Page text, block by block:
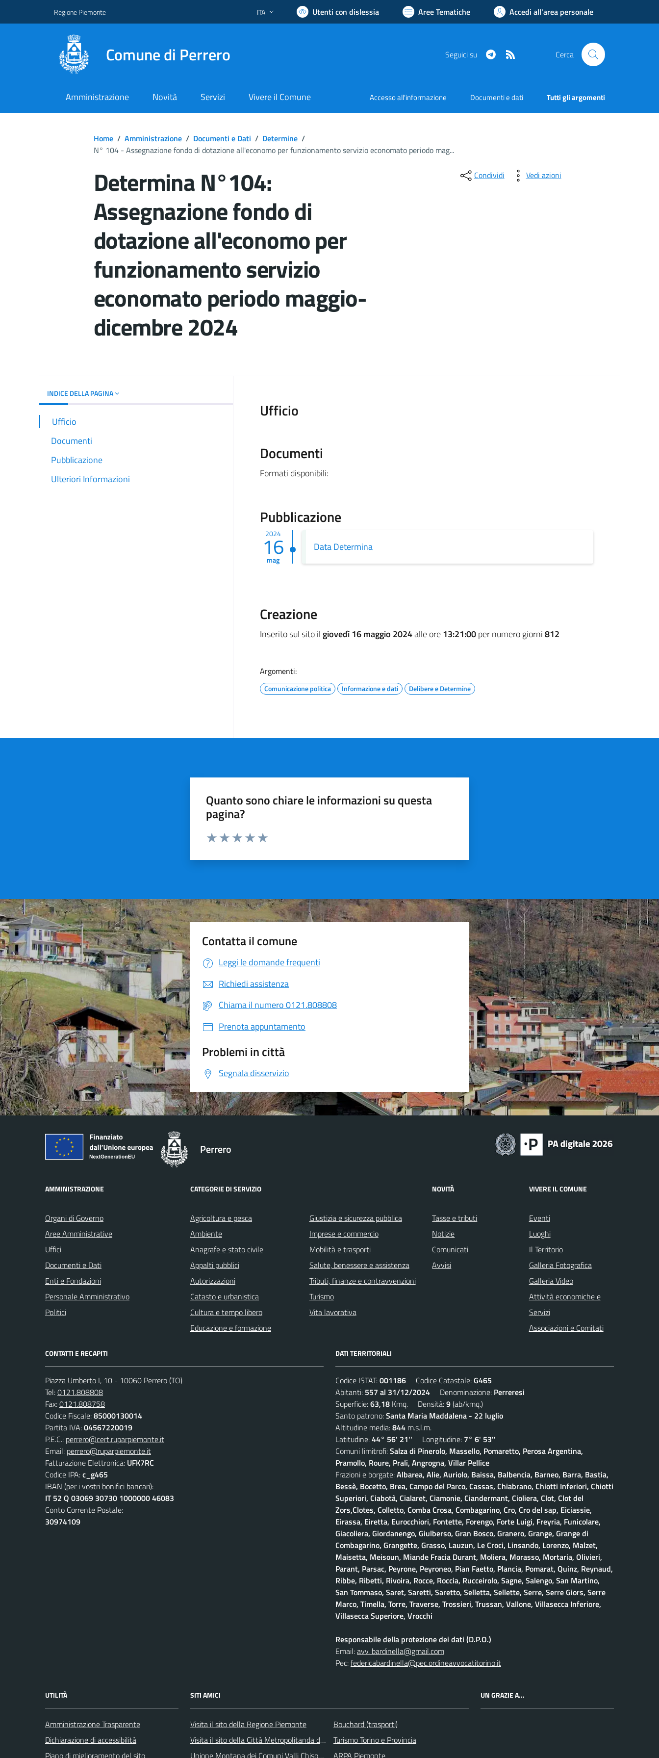
Regione Piemonte Lingua attiva:
ITA Utenti con dislessia Aree Tematiche Accedi all'area personale
Comune di Perrero Seguici su Telegram Cerca
Amministrazione Novità Servizi Vivere il Comune Accesso all'informazione Documenti e dati Tutti gli argomenti
Home / Amministrazione / Documenti e Dati / Determine /
N° 104 - Assegnazione fondo di dotazione all'economo per funzionamento servizio economato periodo mag...
Determina N°104:
Assegnazione fondo di
dotazione all'economo per
funzionamento servizio
economato periodo maggio-
dicembre 2024
Condividi Vedi azioni
INDICE DELLA PAGINA
Ufficio
Documenti
Pubblicazione
Ulteriori Informazioni
Ufficio
Documenti
Formati disponibili:
Pubblicazione
2024
16
mag
Data Determina
Creazione
Inserito sul sito il giovedì 16 maggio 2024alle ore13:21:00per numero giorni812
Argomenti:
Comunicazione politica Informazione e dati Delibere e Determine
Quanto sono chiare le informazioni su questa
pagina?
Valuta da 1 a 5 stelle la pagina
Contatta il comune
Leggi le domande frequenti
Richiedi assistenza
Chiama il numero 0121.808808
Prenota appuntamento
Problemi in città
Segnala disservizio
Perrero
AMMINISTRAZIONE
Organi di Governo
Aree Amministrative
Uffici
Documenti e Dati
Enti e Fondazioni
Personale Amministrativo
Politici
CATEGORIE DI SERVIZIO
Agricoltura e pesca
Ambiente
Anagrafe e stato civile
Appalti pubblici
Autorizzazioni
Catasto e urbanistica
Cultura e tempo libero
Educazione e formazione
Giustizia e sicurezza pubblica
Imprese e commercio
Mobilità e trasporti
Salute, benessere e assistenza
Tributi, finanze e contravvenzioni
Turismo
Vita lavorativa
NOVITÀ
Tasse e tributi
Notizie
Comunicati
Avvisi
VIVERE IL COMUNE
Eventi
Luoghi
Il Territorio
Galleria Fotografica
Galleria Video
Attività economiche e
Servizi
Associazioni e Comitati
CONTATTI E RECAPITI
Piazza Umberto I, 10 - 10060 Perrero (TO)
Tel:0121.808808
Fax:0121.808758
Codice Fiscale:85000130014
Partita IVA:04567220019
P.E.C.: perrero@cert.ruparpiemonte.it
Email: perrero@ruparpiemonte.it
Fatturazione Elettronica: UFK7RC
Codice IPA:c_g465
IBAN (per i vostri bonifici bancari):
IT 52 Q 03069 30730 1000000 46083
Conto Corrente Postale:
30974109
DATI TERRITORIALI
Codice ISTAT:001186 Codice Catastale:G465
Abitanti: 557 al 31/12/2024 Denominazione: Perreresi
Superficie:63,18 Kmq. Densità:9(ab/kmq.)
Santo patrono:Santa Maria Maddalena - 22 luglio
Altitudine media:844 m.s.l.m.
Latitudine:44° 56' 21'' Longitudine: 7° 6' 53''
Comuni limitrofi:Salza di Pinerolo, Massello, Pomaretto, Perosa Argentina,
Pramollo, Roure, Prali, Angrogna, Villar Pellice
Frazioni e borgate:Albarea, Alie, Auriolo, Baissa, Balbencia, Barneo, Barra, Bastia,
Bessè, Bocetto, Brea, Campo del Parco, Cassas, Chiabrano, Chiotti Inferiori, Chiotti
Superiori, Ciabotà, Cialaret, Ciamonie, Ciandermant, Cioliera, Clot, Clot del
Zors,Clotes, Colletto, Comba Crosa, Combagarino, Cro, Cro del sap, Eiciassie,
Eirassa, Eiretta, Eurocchiori, Fontette, Forengo, Forte Luigi, Freyria, Funicolare,
Giacoliera, Giordanengo, Giulberso, Gran Bosco, Granero, Grange, Grange di
Combagarino, Grangette, Grasso, Lauzun, Le Croci, Linsando, Lorenzo, Malzet,
Maisetta, Meisoun, Miande Fracia Durant, Moliera, Morasso, Mortaria, Olivieri,
Parant, Parsac, Peyrone, Peyroneo, Pian Faetto, Plancia, Pomarat, Quinz, Reynaud,
Ribbe, Ribetti, Rivoira, Rocce, Roccia, Rucceirolo, Sagne, Salengo, San Martino,
San Tommaso, Saret, Saretti, Saretto, Selletta, Sellette, Serre, Serre Giors, Serre
Marco, Timella, Torre, Traverse, Trossieri, Trussan, Vallone, Villasecca Inferiore,
Villasecca Superiore, Vrocchi
Responsabile della protezione dei dati (D.P.O.)
Email:avv. bardinella@gmail.com
Pec:federicabardinella@pec.ordineavvocatitorino.it
UTILITÀ
Amministrazione Trasparente
Dichiarazione di accessibilità
Piano di miglioramento del sito
SITI AMICI
Visita il sito della Regione Piemonte
Visita il sito della Città Metropolitanda di Torino
Unione Montana dei Comuni Valli Chisone e Germanasca
Bouchard (trasporti)
Turismo Torino e Provincia
ARPA Piemonte
UN GRAZIE A...